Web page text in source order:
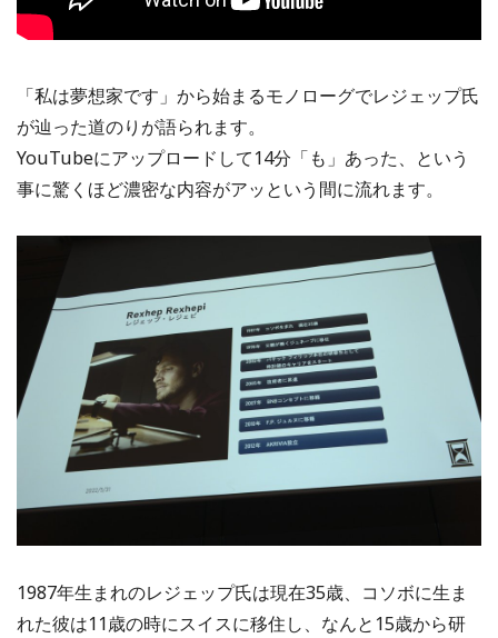
「私は夢想家です」から始まるモノローグでレジェップ氏
が辿った道のりが語られます。
YouTubeにアップロードして14分「も」あった、という
事に驚くほど濃密な内容がアッという間に流れます。
1987年生まれのレジェップ氏は現在35歳、コソボに生ま
れた彼は11歳の時にスイスに移住し、なんと15歳から研